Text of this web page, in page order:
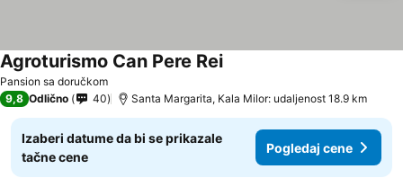
Pansion sa doručkom
Agroturismo Can Pere Rei
9,8 Odlično 40 Santa Margarita, Kala Milor: udaljenost 18.9 km
Izaberi datume da bi se prikazale
tačne cene
Pogledaj cene